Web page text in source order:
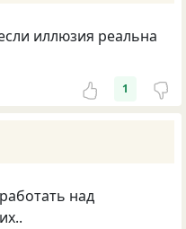
иллюзия реальна
1
над